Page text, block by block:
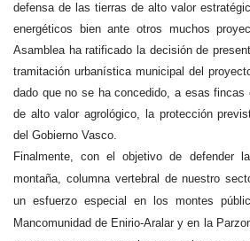
defensa de las tierras de alto valor
energéticos bien ante otros muchos
Asamblea ha ratificado la decisión de
tramitación urbanística municipal del
dado que no se ha concedido, a esas
de alto valor agrológico, la protección
del Gobierno Vasco.
Finalmente, con el objetivo de defender
montaña, columna vertebral de nuestro
un esfuerzo especial en los montes
Mancomunidad de Enirio-Aralar y en la